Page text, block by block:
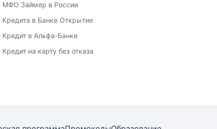
МФО Займер в России
Кредита в Банке Открытие
Кредит в Альфа-Банке
Кредит на карту без отказа